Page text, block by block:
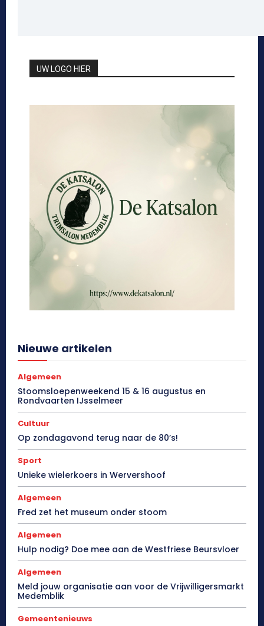
UW LOGO HIER
Nieuwe artikelen
Algemeen
Stoomsloepenweekend 15 & 16 augustus en
Rondvaarten IJsselmeer
Cultuur
Op zondagavond terug naar de 80’s!
Sport
Unieke wielerkoers in Wervershoof
Algemeen
Fred zet het museum onder stoom
Algemeen
Hulp nodig? Doe mee aan de Westfriese Beursvloer
Algemeen
Meld jouw organisatie aan voor de Vrijwilligersmarkt
Medemblik
Gemeentenieuws